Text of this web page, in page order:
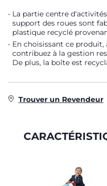
La partie centre
support des roues sont
plastique recyclé
En choisissant ce
contribuez à la gestion
De plus, la boîte est
Trouver un Revendeur